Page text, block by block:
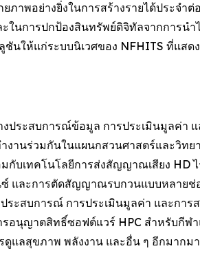
าพอย่างยิ่งในการสร้างรายได้ประจำ
นการปกป้องสินทรัพย์ดิจิทัลจากการน
นให้แก่ระบบนิเวศของ NFHITS ที่แส
ประสบการณ์ข้อมูล การประเมินมูลค่า
านร่วมกันในแผนกสวนศาสตร์และวิท
กับเทคโนโลยีการส่งสัญญาณเสียง
ซ์ และการตัดสัญญาณรบกวนแบบหลา
ระสบการณ์ การประเมินมูลค่า และกา
นุญาตสิทธิ์ซอฟต์แวร์ HPC สำหรับกีฬ
ดูแลสุขภาพ พลังงาน และอื่น ๆ อีกมาก